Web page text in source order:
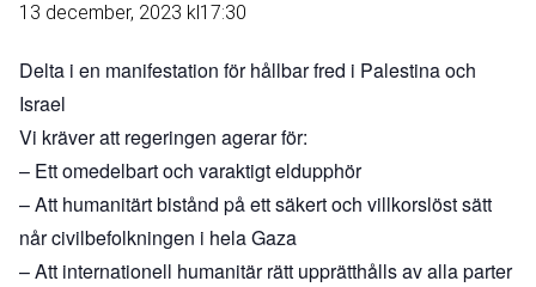
13 december, 2023 kl17:30
Delta i en manifestation för hållbar fred i Palestina och
Israel
Vi kräver att regeringen agerar för:
– Ett omedelbart och varaktigt eldupphör
– Att humanitärt bistånd på ett säkert och villkorslöst sätt
når civilbefolkningen i hela Gaza
– Att internationell humanitär rätt upprätthålls av alla parter